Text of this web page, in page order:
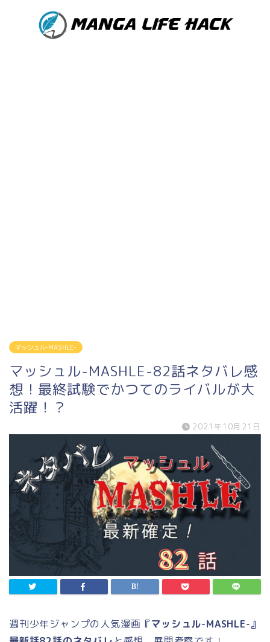
マッシュル-MASHLE-
マッシュル-MASHLE-82話ネタバレ感
想！最終試験でかつてのライバルが大
活躍！？
2021年10月21日
週刊少年ジャンプの人気漫画 『マッシュル-MASHLE-』